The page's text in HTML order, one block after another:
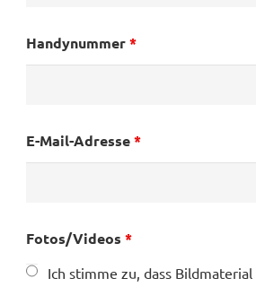
Handynummer*
E-Mail-Adresse*
Fotos/Videos *
Ich stimme zu, dass